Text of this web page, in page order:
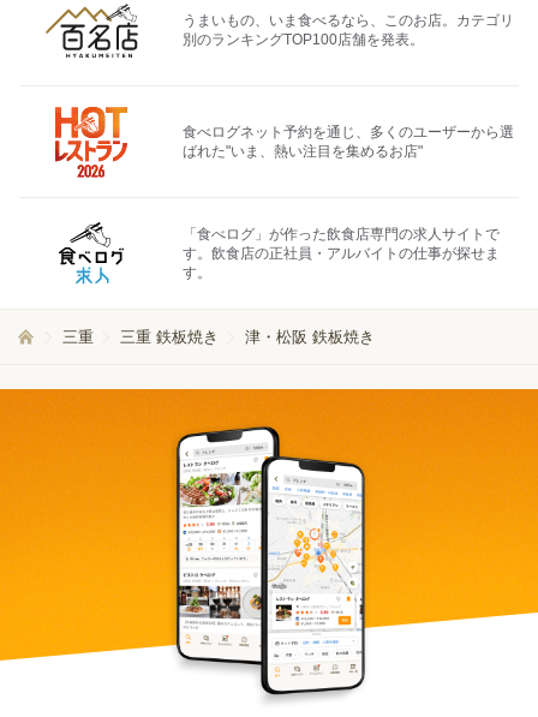
うまいもの、いま食べるなら、このお店。カテゴリ
別のランキングTOP100店舗を発表。
食べログネット予約を通じ、多くのユーザーから選
ばれた"いま、熱い注目を集めるお店"
「食べログ」が作った飲食店専門の求人サイトで
す。飲食店の正社員・アルバイトの仕事が探せま
す。
三重 三重 鉄板焼き 津・松阪 鉄板焼き